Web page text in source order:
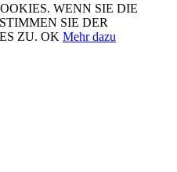
WENN SIE DIE
SIE DER
ZU. OK Mehr dazu